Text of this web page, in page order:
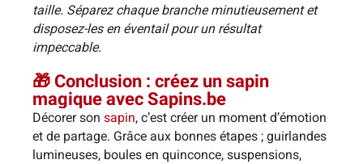
taille. Séparez chaque branche minutieusement et
disposez-les en éventail pour un résultat
impeccable.
🎁 Conclusion : créez un sapin
magique avec Sapins.be
Décorer son sapin, c’est créer un moment d’émotion
et de partage. Grâce aux bonnes étapes ; guirlandes
lumineuses, boules en quinconce, suspensions,